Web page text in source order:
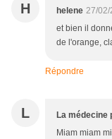
H helene 27/02/
et bien il
de l'orange,
Répondre
L La médecine
Miam miam